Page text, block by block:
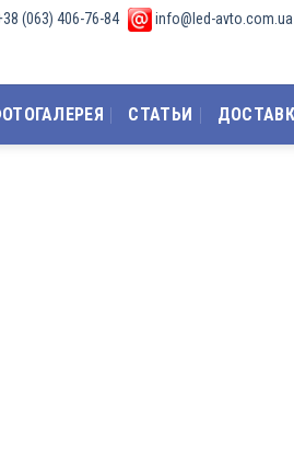
(063) 406-76-84 info@led-avto.com.ua
СТАТЬИ